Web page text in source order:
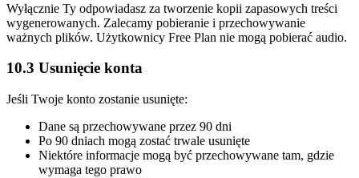
Wyłącznie Ty odpowiadasz za tworzenie kopii zapasowych treści
wygenerowanych. Zalecamy pobieranie i przechowywanie
ważnych plików. Użytkownicy Free Plan nie mogą pobierać audio.
10.3 Usunięcie konta
Jeśli Twoje konto zostanie usunięte:
Dane są przechowywane przez 90 dni
Po 90 dniach mogą zostać trwale usunięte
Niektóre informacje mogą być przechowywane tam, gdzie
wymaga tego prawo